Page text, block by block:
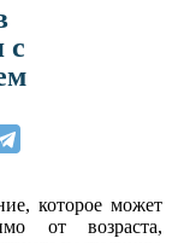
с
которое может
от возраста,